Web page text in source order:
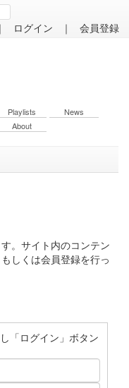
｜ ログイン ｜ 会員登録
Playlists
News
About
。サイト内のコンテン
しくは会員登録を行っ
「ログイン」ボタン